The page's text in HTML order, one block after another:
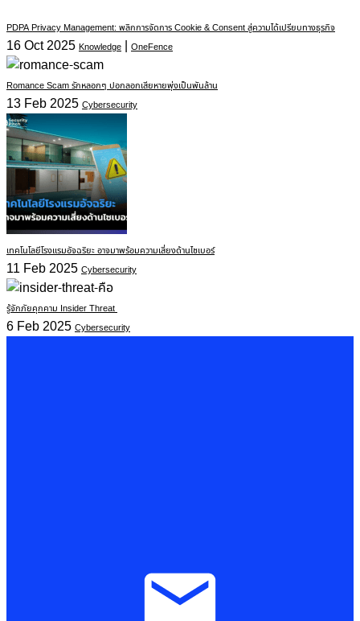
PDPA Privacy Management: พลิกการจัดการ Cookie & Consent สู่ความได้เปรียบทางธุรกิจ
16 Oct 2025 Knowledge | OneFence
Romance Scam รักหลอกๆ ปอกลอกเสียหายพุ่งเป็นพันล้าน
13 Feb 2025 Cybersecurity
เทคโนโลยีโรงแรมอัจฉริยะ อาจมาพร้อมความเสี่ยงด้านไซเบอร์
11 Feb 2025 Cybersecurity
รู้จักภัยคุกคาม Insider Threat
6 Feb 2025 Cybersecurity